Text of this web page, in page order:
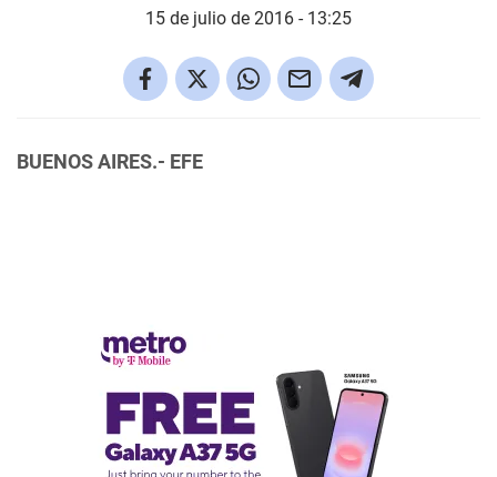
15 de julio de 2016 - 13:25
BUENOS AIRES.- EFE